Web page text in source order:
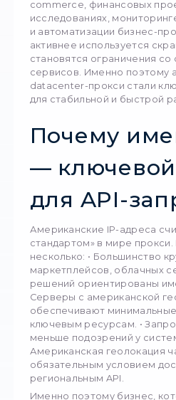
1286
API-скрапинг давно
инструментом
его используют в
commerce,
исследованиях,
и автоматизации
активнее
становятся
сервисов. Именно
datacenter-прокси
для стабильной и
Почему